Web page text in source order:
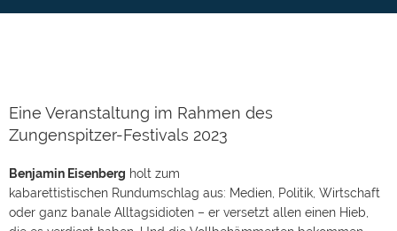
Eine Veranstaltung im Rahmen des
Zungenspitzer-Festivals 2023
Benjamin Eisenberg holt zum
kabarettistischen Rundumschlag aus: Medien, Politik, Wirtschaft
oder ganz banale Alltagsidioten – er versetzt allen einen Hieb,